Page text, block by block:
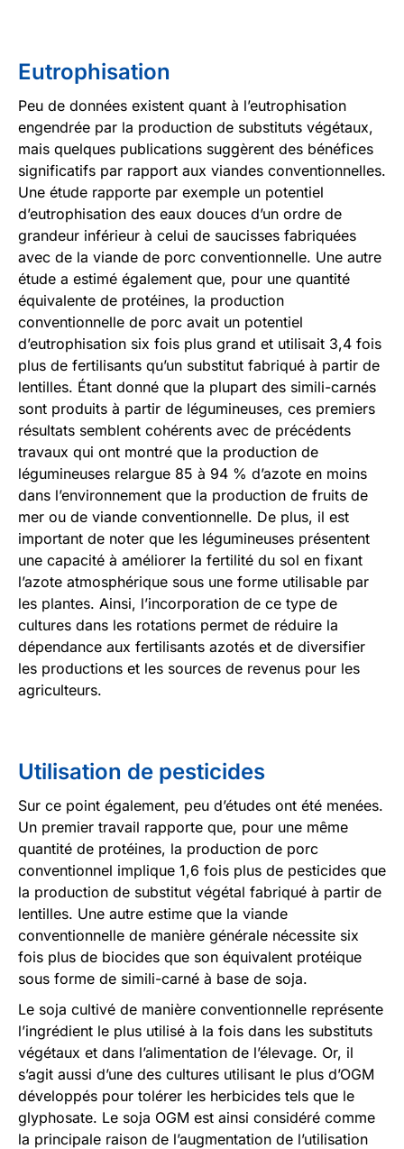
Eutrophisation
Peu de données existent quant à l’eutrophisation
engendrée par la production de substituts végétaux,
mais quelques publications suggèrent des bénéfices
significatifs par rapport aux viandes conventionnelles.
Une étude rapporte par exemple un potentiel
d’eutrophisation des eaux douces d’un ordre de
grandeur inférieur à celui de saucisses fabriquées
avec de la viande de porc conventionnelle. Une autre
étude a estimé également que, pour une quantité
équivalente de protéines, la production
conventionnelle de porc avait un potentiel
d’eutrophisation six fois plus grand et utilisait 3,4 fois
plus de fertilisants qu’un substitut fabriqué à partir de
lentilles. Étant donné que la plupart des simili-carnés
sont produits à partir de légumineuses, ces premiers
résultats semblent cohérents avec de précédents
travaux qui ont montré que la production de
légumineuses relargue 85 à 94 % d’azote en moins
dans l’environnement que la production de fruits de
mer ou de viande conventionnelle. De plus, il est
important de noter que les légumineuses présentent
une capacité à améliorer la fertilité du sol en fixant
l’azote atmosphérique sous une forme utilisable par
les plantes. Ainsi, l’incorporation de ce type de
cultures dans les rotations permet de réduire la
dépendance aux fertilisants azotés et de diversifier
les productions et les sources de revenus pour les
agriculteurs.
Utilisation de pesticides
Sur ce point également, peu d’études ont été menées.
Un premier travail rapporte que, pour une même
quantité de protéines, la production de porc
conventionnel implique 1,6 fois plus de pesticides que
la production de substitut végétal fabriqué à partir de
lentilles. Une autre estime que la viande
conventionnelle de manière générale nécessite six
fois plus de biocides que son équivalent protéique
sous forme de simili-carné à base de soja.
Le soja cultivé de manière conventionnelle représente
l’ingrédient le plus utilisé à la fois dans les substituts
végétaux et dans l’alimentation de l’élevage. Or, il
s’agit aussi d’une des cultures utilisant le plus d’OGM
développés pour tolérer les herbicides tels que le
glyphosate. Le soja OGM est ainsi considéré comme
la principale raison de l’augmentation de l’utilisation